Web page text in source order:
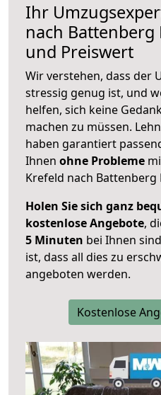
Ihr
nach Battenberg
und Preiswert
Wir verstehen, dass der
stressig genug ist, und
helfen, sich keine
machen zu müssen.
haben garantiert
Ihnen ohne Probleme
Krefeld nach Battenberg
Holen Sie sich ganz
kostenlose Angebote,
5 Minuten bei Ihnen
ist, dass all dies zu
angeboten werden.
Kostenlose